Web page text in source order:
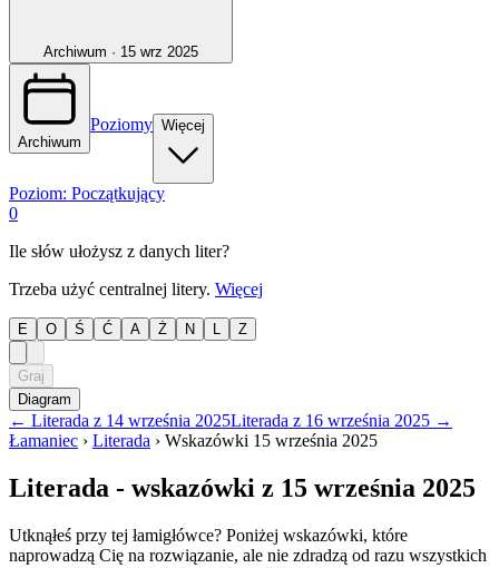
Archiwum · 15 wrz 2025
Archiwum
Poziomy Więcej
Poziom: Początkujący
0
Ile słów ułożysz z danych liter?
Trzeba użyć centralnej litery. Więcej
E O Ś Ć A Ż N L Z
Graj
Diagram
← Literada z 14 września 2025Literada z 16 września 2025 →
Łamaniec › Literada › Wskazówki 15 września 2025
Literada - wskazówki z 15 września 2025
Utknąłeś przy tej łamigłówce? Poniżej wskazówki, które
naprowadzą Cię na rozwiązanie, ale nie zdradzą od razu wszystkich